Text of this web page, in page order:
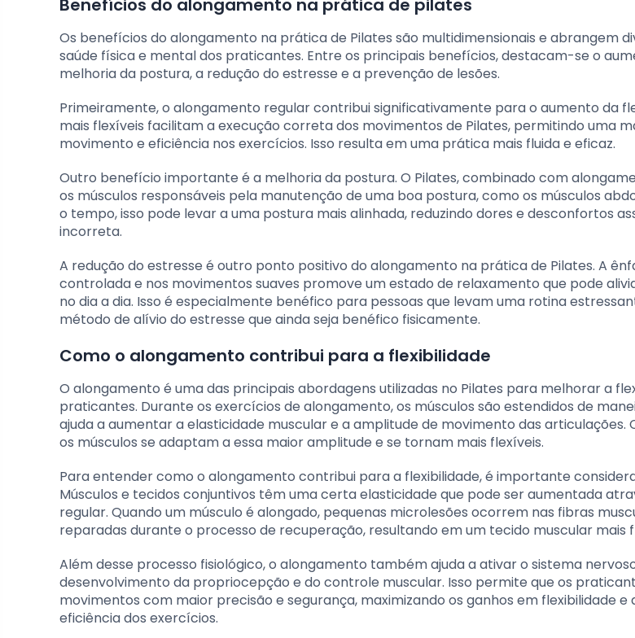
Benefícios do alongamento na prática de pilates
Os benefícios do alongamento na prática de Pilates são multidimensionais e abrangem
saúde física e mental dos praticantes. Entre os principais benefícios, destacam-se o
melhoria da postura, a redução do estresse e a prevenção de lesões.
Primeiramente, o alongamento regular contribui significativamente para o aumento da
mais flexíveis facilitam a execução correta dos movimentos de Pilates, permitindo uma
movimento e eficiência nos exercícios. Isso resulta em uma prática mais fluida e eficaz.
Outro benefício importante é a melhoria da postura. O Pilates, combinado com
os músculos responsáveis pela manutenção de uma boa postura, como os músculos
o tempo, isso pode levar a uma postura mais alinhada, reduzindo dores e desconfortos
incorreta.
A redução do estresse é outro ponto positivo do alongamento na prática de Pilates. A
controlada e nos movimentos suaves promove um estado de relaxamento que pode
no dia a dia. Isso é especialmente benéfico para pessoas que levam uma rotina
método de alívio do estresse que ainda seja benéfico fisicamente.
Como o alongamento contribui para a flexibilidade
O alongamento é uma das principais abordagens utilizadas no Pilates para melhorar a
praticantes. Durante os exercícios de alongamento, os músculos são estendidos de
ajuda a aumentar a elasticidade muscular e a amplitude de movimento das articulações.
os músculos se adaptam a essa maior amplitude e se tornam mais flexíveis.
Para entender como o alongamento contribui para a flexibilidade, é importante
Músculos e tecidos conjuntivos têm uma certa elasticidade que pode ser aumentada
regular. Quando um músculo é alongado, pequenas microlesões ocorrem nas fibras
reparadas durante o processo de recuperação, resultando em um tecido muscular mais
Além desse processo fisiológico, o alongamento também ajuda a ativar o sistema
desenvolvimento da propriocepção e do controle muscular. Isso permite que os
movimentos com maior precisão e segurança, maximizando os ganhos em flexibilidade e
eficiência dos exercícios.